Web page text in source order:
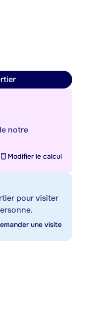
notre
Modifier le calcul
pour visiter
une visite